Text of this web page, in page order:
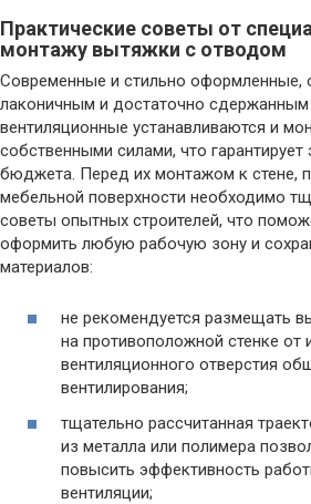
Практические советы от
монтажу вытяжки с отводом
Современные и стильно оформленные,
лаконичным и достаточно
вентиляционные устанавливаются и
собственными силами, что
бюджета. Перед их монтажом к стене,
мебельной поверхности необходимо
советы опытных строителей, что
оформить любую рабочую зону и
материалов:
не рекомендуется размещать
на противоположной стенке
вентиляционного отверстия
вентилирования;
тщательно рассчитанная
из металла или полимера
повысить эффективность
вентиляции;